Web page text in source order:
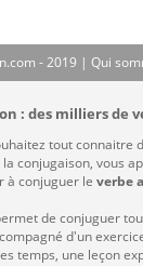
- 2019 | Qui
: des milliers de
tout connaitre
la conjugaison, vous
à conjuguer le verbe
de conjuguer
d'un
temps, une leçon